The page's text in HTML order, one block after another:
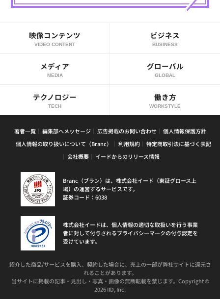
映像コンテンツ
VIDEO CONTENT
ビジネス
BUSINESS
メディア
MEDIA
グローバル
GLOBAL
テクノロジー
TECH
働き方
WORKSTYLE
著者一覧 編集部へメッセージ 広告掲載のお問い合わせ
個人情報保護方針
個人情報の取り扱いについて（Branc）
利用規約
特定商取引法に基づく表記
会社概要
イードからのリリース情報
Branc（ブラン）は、株式会社イード（東証グロース上
場）の運営するサービスです。
証券コード：6038
株式会社イードは、個人情報の適切な取扱いを行う事業
者に対して付与されるプライバシーマークの付与認定を
受けています。
紹介した商品/サービスを購入、契約した場合に、売上の一部が弊社サイトに還元さ
れることがあります。
当サイトに掲載の記事・見出し・写真・画像の無断転載を禁じます。Copyright ©
2026 IID, Inc.